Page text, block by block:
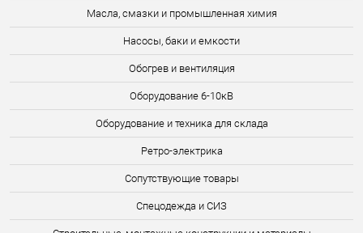
Масла, смазки и промышленная химия
Насосы, баки и емкости
Обогрев и вентиляция
Оборудование 6-10кВ
Оборудование и техника для склада
Ретро-электрика
Сопутствующие товары
Спецодежда и СИЗ